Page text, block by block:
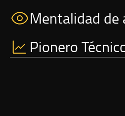
Mentalidad de
Pionero